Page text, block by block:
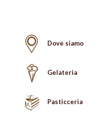
Dove siamo
Gelateria
Pasticceria